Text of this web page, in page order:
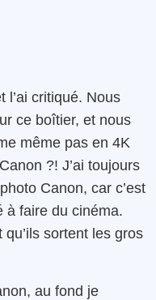
l’ai critiqué. Nous
ce boîtier, et nous
même pas en 4K
?! J’ai toujours
Canon, car c’est
à faire du cinéma.
sortent les gros
au fond je